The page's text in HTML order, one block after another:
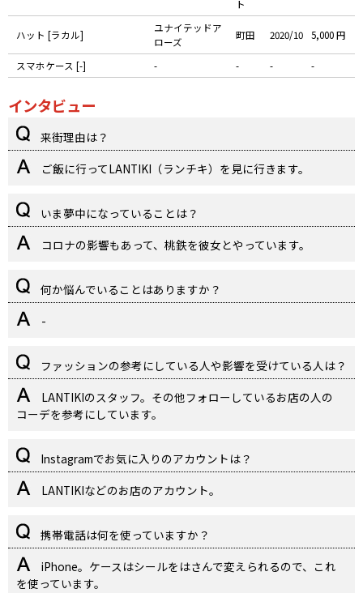
ト
ハット [ラカル]
ユナイテッドア
ローズ
町田 2020/10 5,000 円
スマホケース [-] - - - -
インタビュー
来街理由は？
ご飯に行ってLANTIKI（ランチキ）を見に行きます。
いま夢中になっていることは？
コロナの影響もあって、桃鉄を彼女とやっています。
何か悩んでいることはありますか？
-
ファッションの参考にしている人や影響を受けている人は？
LANTIKIのスタッフ。その他フォローしているお店の人の
コーデを参考にしています。
Instagramでお気に入りのアカウントは？
LANTIKIなどのお店のアカウント。
携帯電話は何を使っていますか？
iPhone。ケースはシールをはさんで変えられるので、これ
を使っています。